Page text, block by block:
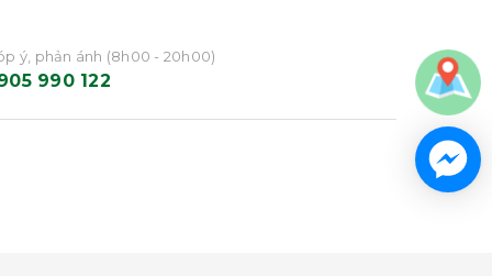
ý, phản ánh (8h00 - 20h00)
990 122